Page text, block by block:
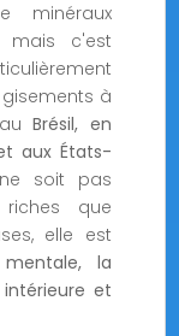
minéraux
mais c'est
à
auBrésil, en
aux États-
soit pas
que
elle est
la
et